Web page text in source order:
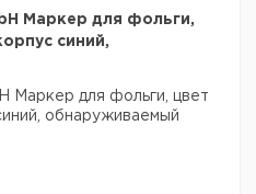
Маркер для фольги,
синий,
Маркер для фольги, цвет
обнаруживаемый